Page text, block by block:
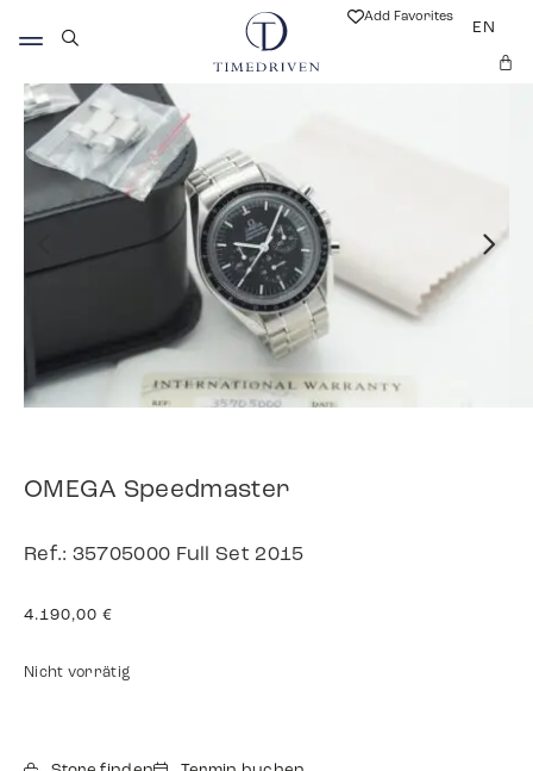
Add Favorites
EN
OMEGA Speedmaster
Ref.: 35705000 Full Set 2015
4.190,00 €
Nicht vorrätig